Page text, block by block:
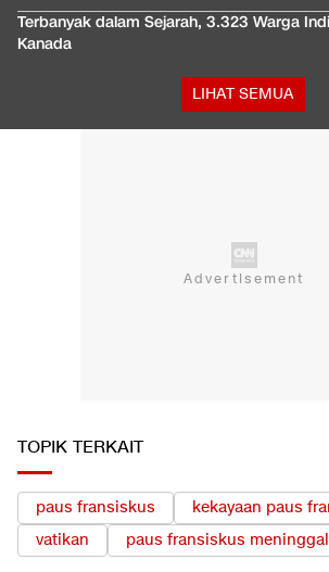
Terbanyak dalam Sejarah, 3.323 Warga
Kanada
LIHAT SEMUA
TOPIK TERKAIT
paus fransiskus
kekayaan paus
vatikan
paus fransiskus